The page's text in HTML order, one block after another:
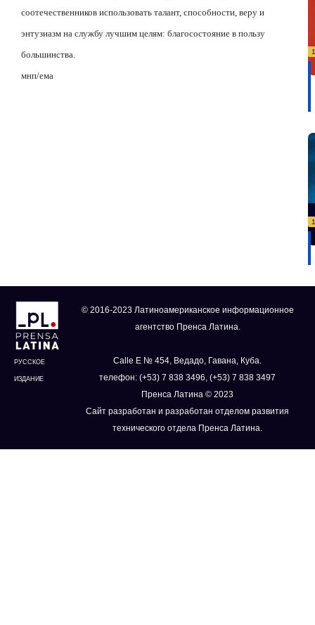
соотечественников использовать талант, способности, веру и
энтузиазм на службу лучшим целям: благосостояние в пользу
большинства.
мнп/ема
РУССКОЕ
ИЗДАНИЕ
© 2016-2023 Латиноамериканское информационное
агентство Пренса Латина.
Calle E № 454, Ведадо, Гавана, Куба.
телефон: (+53) 7 838 3496, (+53) 7 838 3497
Пренса Латина © 2023
Сайт разработан и разработан отделом развития
технического отдела Пренса Латина.